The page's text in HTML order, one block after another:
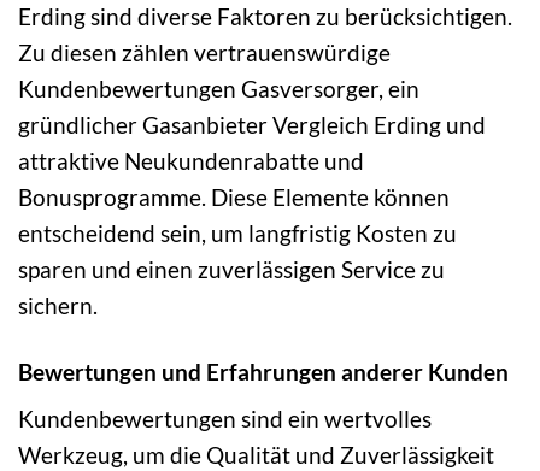
Erding sind diverse Faktoren zu berücksichtigen.
Zu diesen zählen vertrauenswürdige
Kundenbewertungen Gasversorger, ein
gründlicher Gasanbieter Vergleich Erding und
attraktive Neukundenrabatte und
Bonusprogramme. Diese Elemente können
entscheidend sein, um langfristig Kosten zu
sparen und einen zuverlässigen Service zu
sichern.
Bewertungen und Erfahrungen anderer Kunden
Kundenbewertungen sind ein wertvolles
Werkzeug, um die Qualität und Zuverlässigkeit